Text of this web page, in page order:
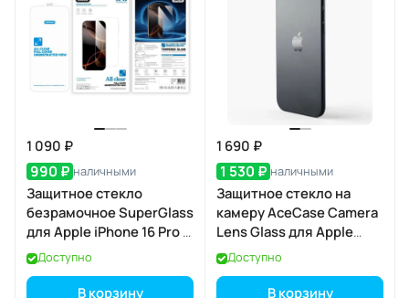
1 090 ₽
990 ₽ наличными
Защитное стекло
безрамочное SuperGlass
для Apple iPhone 16 Pro /
17 / 17 Pro
Доступно
В корзину
1 690 ₽
1 530 ₽ наличными
Защитное стекло на
камеру AceCase Camera
Lens Glass для Apple
iPhone 17 Air
Доступно
В корзину